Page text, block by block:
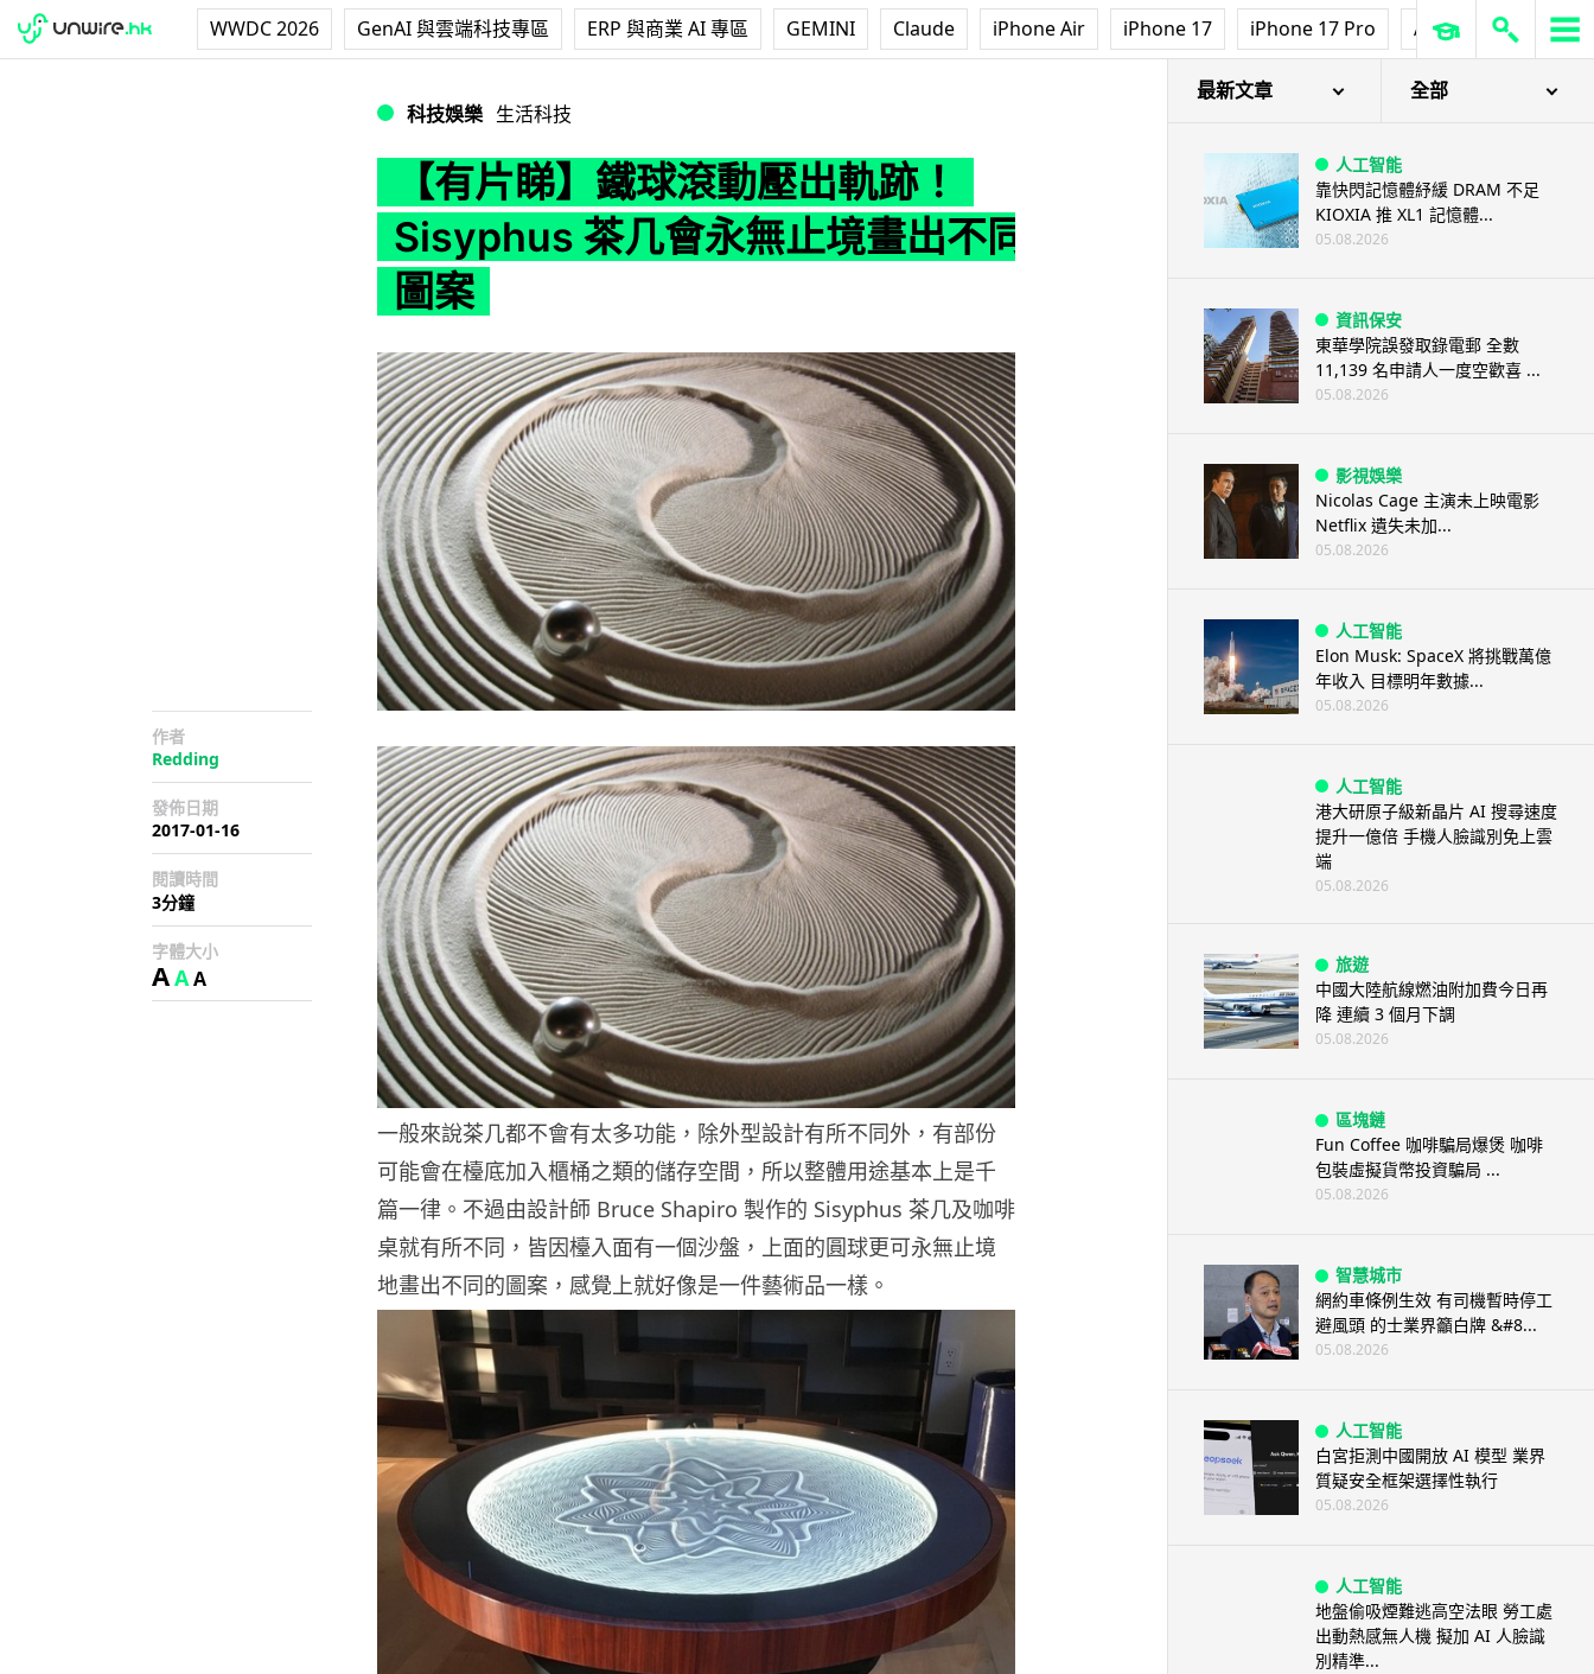
WWDC 2026 GenAI 與雲端科技專區 ERP 與商業 AI 專區 GEMINI Claude iPhone Air iPhone 17 iPhone 17 Pro AirPods Pro 3
科技娛樂 生活科技
【有片睇】鐵球滾動壓出軌跡！
Sisyphus 茶几會永無止境畫出不同
圖案
作者
Redding
發佈日期
2017-01-16
閱讀時間
3分鐘
字體大小
AAA
一般來說茶几都不會有太多功能，除外型設計有所不同外，有部份
可能會在檯底加入櫃桶之類的儲存空間，所以整體用途基本上是千
篇一律。不過由設計師 Bruce Shapiro 製作的 Sisyphus 茶几及咖啡
桌就有所不同，皆因檯入面有一個沙盤，上面的圓球更可永無止境
地畫出不同的圖案，感覺上就好像是一件藝術品一樣。
最新文章 全部
人工智能
靠快閃記憶體紓緩 DRAM 不足
KIOXIA 推 XL1 記憶體...
05.08.2026
資訊保安
東華學院誤發取錄電郵 全數
11,139 名申請人一度空歡喜 ...
05.08.2026
影視娛樂
Nicolas Cage 主演未上映電影
Netflix 遺失未加...
05.08.2026
人工智能
Elon Musk: SpaceX 將挑戰萬億
年收入 目標明年數據...
05.08.2026
人工智能
港大研原子級新晶片 AI 搜尋速度
提升一億倍 手機人臉識別免上雲
端
05.08.2026
旅遊
中國大陸航線燃油附加費今日再
降 連續 3 個月下調
05.08.2026
區塊鏈
Fun Coffee 咖啡騙局爆煲 咖啡
包裝虛擬貨幣投資騙局 ...
05.08.2026
智慧城市
網約車條例生效 有司機暫時停工
避風頭 的士業界籲白牌 &#8...
05.08.2026
人工智能
白宮拒測中國開放 AI 模型 業界
質疑安全框架選擇性執行
05.08.2026
人工智能
地盤偷吸煙難逃高空法眼 勞工處
出動熱感無人機 擬加 AI 人臉識
別精準...